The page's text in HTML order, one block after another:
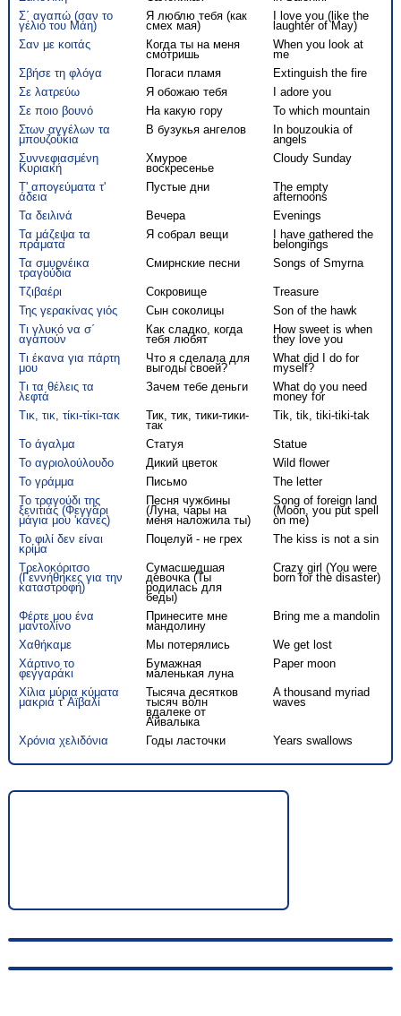
Σ΄ αγαπώ (σαν το
γέλιο του Μάη)
Я люблю тебя (как
смех мая)
I love you (like the
laughter of May)
Σαν με κοιτάς
Когда ты на меня
смотришь
When you look at
me
Σβήσε τη φλόγα
Погаси пламя
Extinguish the fire
Σε λατρεύω
Я обожаю тебя
I adore you
Σε ποιο βουνό
На какую гору
To which mountain
Στων αγγέλων τα
μπουζούκια
В бузукья ангелов In bouzoukia of
angels
Συννεφιασμένη
Κυριακή
Хмурое
воскресенье
Cloudy Sunday
Τ' απογεύματα τ'
άδεια
Пустые дни The empty
afternoons
Τα δειλινά
Вечера
Evenings
Τα μάζεψα τα
πράματα
Я собрал вещи I have gathered the
belongings
Τα σμυρνέικα
τραγούδια
Смирнские песни Songs of Smyrna
Τζιβαέρι Сокровище
Treasure
Της γερακίνας γιός
Сын соколицы
Son of the hawk
Τι γλυκό να σ΄
αγαπούν
Как сладко, когда
тебя любят
How sweet is when
they love you
Τι έκανα για πάρτη
μου
Что я сделала для
выгоды своей?
What did I do for
myself?
Τι τα θέλεις τα
λεφτά
Зачем тебе деньги What do you need
money for
Τικ, τικ, τίκι-τίκι-τακ
Тик, тик, тики-тики-
так
Tik, tik, tiki-tiki-tak
Το άγαλμα Статуя
Statue
Το αγριολούλουδο
Дикий цветок
Wild flower
Το γράμμα
Письмо
The letter
Το τραγούδι της
ξενιτιάς (Φεγγάρι
μάγια μου 'κανες)
Песня чужбины
(Луна, чары на
меня наложила ты)
Song of foreign land
(Moon, you put spell
on me)
Το φιλί δεν είναι
κρίμα
Поцелуй - не грех The kiss is not a sin
Τρελοκόριτσο
(Γεννήθηκες για την
καταστροφή)
Сумасшедшая
девочка (Ты
родилась для
беды)
Crazy girl (You were
born for the disaster)
Φέρτε μου ένα
μαντολίνο
Принесите мне
мандолину
Bring me a mandolin
Χαθήκαμε Мы потерялись
We get lost
Χάρτινο το
φεγγαράκι
Бумажная
маленькая луна
Paper moon
Χίλια μύρια κύματα
μακριά τ' Αϊβαλί
Тысяча десятков
тысяч волн
вдалеке от
Айвалыка
A thousand myriad
waves
Χρόνια χελιδόνια Годы ласточки Years swallows